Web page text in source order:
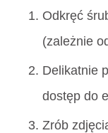
Odkręć
(zależnie
Delikatnie
dostęp do
Zrób